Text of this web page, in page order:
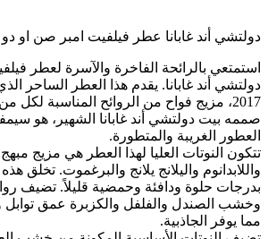
دولتشي أند غابانا عطر فيلفيت امبر صن او
استمتعي بالرائحة الفاخرة والآسرة لعطر
دولتشي أند غابانا. يقدم هذا العطر الساحر
2017، مزيج فواح من الروائح المناسبة لكل
صممه بيت دولتشي أند غابانا الشهير، هو
العطور الغريبة والمتطورة.
تتكون النوتات العليا لهذا العطر هي مزيج مبهج
واللابدانوم واليلانج يلانج والبرغموت. تخلق
بدرجات حلوة ودافئة وحمضية قليلاً. تضيف
وخشب الصندل والفلفل والكزبرة عمق
مما يوفر الجاذبية.